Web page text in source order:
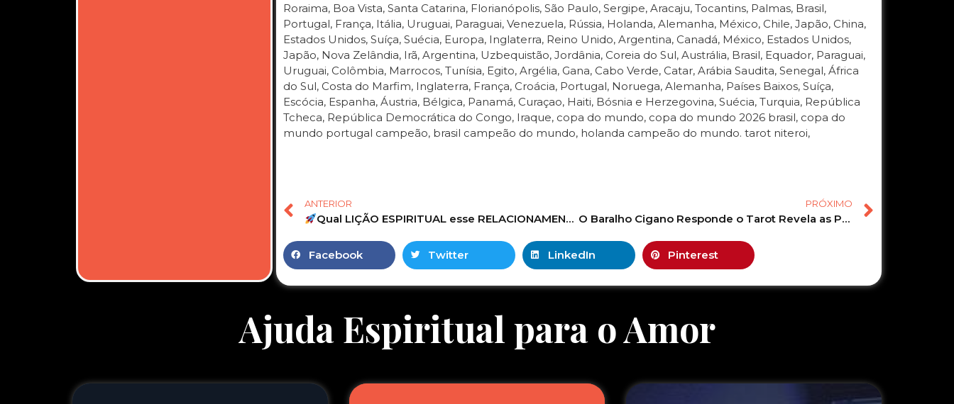
Roraima, Boa Vista, Santa Catarina, Florianópolis, São Paulo, Sergipe, Aracaju, Tocantins, Palmas, Brasil,
Portugal, França, Itália, Uruguai, Paraguai, Venezuela, Rússia, Holanda, Alemanha, México, Chile, Japão, China,
Estados Unidos, Suíça, Suécia, Europa, Inglaterra, Reino Unido, Argentina, Canadá, México, Estados Unidos,
Japão, Nova Zelândia, Irã, Argentina, Uzbequistão, Jordânia, Coreia do Sul, Austrália, Brasil, Equador, Paraguai,
Uruguai, Colômbia, Marrocos, Tunísia, Egito, Argélia, Gana, Cabo Verde, Catar, Arábia Saudita, Senegal, África
do Sul, Costa do Marfim, Inglaterra, França, Croácia, Portugal, Noruega, Alemanha, Países Baixos, Suíça,
Escócia, Espanha, Áustria, Bélgica, Panamá, Curaçao, Haiti, Bósnia e Herzegovina, Suécia, Turquia, República
Tcheca, República Democrática do Congo, Iraque, copa do mundo, copa do mundo 2026 brasil, copa do
mundo portugal campeão, brasil campeão do mundo, holanda campeão do mundo. tarot niteroi,
ANTERIOR
Qual LIÇÃO ESPIRITUAL esse RELACIONAMENTO quer te MOSTRAR?
PRÓXIMO
O Baralho Cigano Responde o Tarot Revela as Previsões de junho! #tarot #tarotonline #tarothoje 104
Facebook Twitter LinkedIn Pinterest
Ajuda Espiritual para o Amor